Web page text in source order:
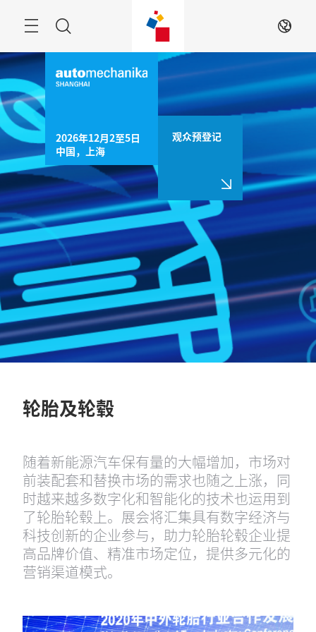
菜
单
ZH
2026年12月2至5日
中国，上海
观众预登记
轮胎及轮毂
随着新能源汽车保有量的大幅增加，市场对
前装配套和替换市场的需求也随之上涨，同
时越来越多数字化和智能化的技术也运用到
了轮胎轮毂上。展会将汇集具有数字经济与
科技创新的企业参与，助力轮胎轮毂企业提
高品牌价值、精准市场定位，提供多元化的
营销渠道模式。